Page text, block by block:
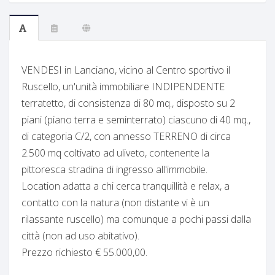
VENDESI in Lanciano, vicino al Centro sportivo il
Ruscello, un'unità immobiliare INDIPENDENTE
terratetto, di consistenza di 80 mq., disposto su 2
piani (piano terra e seminterrato) ciascuno di 40 mq.,
di categoria C/2, con annesso TERRENO di circa
2.500 mq coltivato ad uliveto, contenente la
pittoresca stradina di ingresso all'immobile.
Location adatta a chi cerca tranquillità e relax, a
contatto con la natura (non distante vi è un
rilassante ruscello) ma comunque a pochi passi dalla
città (non ad uso abitativo).
Prezzo richiesto € 55.000,00.